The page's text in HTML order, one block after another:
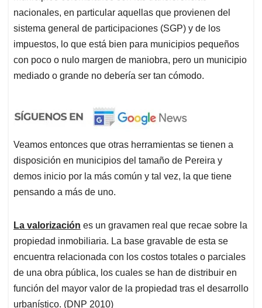
nacionales, en particular aquellas que provienen del
sistema general de participaciones (SGP) y de los
impuestos, lo que está bien para municipios pequeños
con poco o nulo margen de maniobra, pero un municipio
mediado o grande no debería ser tan cómodo.
Veamos entonces que otras herramientas se tienen a
disposición en municipios del tamaño de Pereira y
demos inicio por la más común y tal vez, la que tiene
pensando a más de uno.
La valorización es un gravamen real que recae sobre la
propiedad inmobiliaria. La base gravable de esta se
encuentra relacionada con los costos totales o parciales
de una obra pública, los cuales se han de distribuir en
función del mayor valor de la propiedad tras el desarrollo
urbanístico. (DNP 2010)